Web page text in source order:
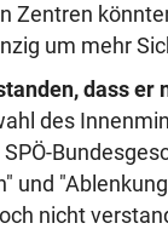
Zentren
um mehr
dass
des
und
nicht